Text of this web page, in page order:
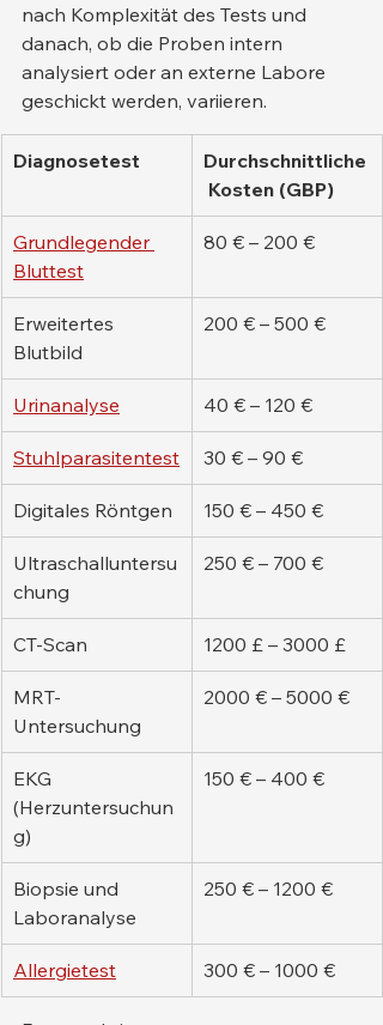
nach Komplexität des Tests und
danach, ob die Proben intern
analysiert oder an externe Labore
geschickt werden, variieren.
Diagnosetest
Durchschnittliche
Kosten (GBP)
Grundlegender
Bluttest
80 € – 200 €
Erweitertes
Blutbild
200 € – 500 €
Urinanalyse 40 € – 120 €
Stuhlparasitentest 30 € – 90 €
Digitales Röntgen 150 € – 450 €
Ultraschalluntersu
chung
250 € – 700 €
CT-Scan 1200 £ – 3000 £
MRT-
Untersuchung
2000 € – 5000 €
EKG
(Herzuntersuchun
g)
150 € – 400 €
Biopsie und
Laboranalyse
250 € – 1200 €
Allergietest 300 € – 1000 €